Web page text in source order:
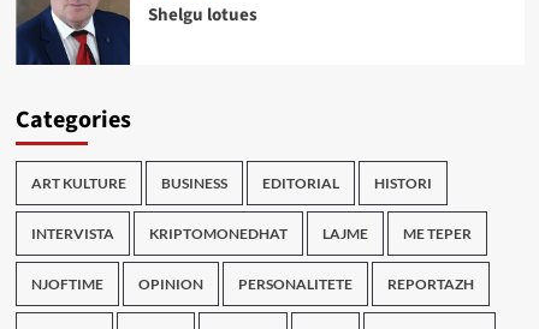
Shelgu lotues
Categories
ART KULTURE BUSINESS EDITORIAL HISTORI
INTERVISTA KRIPTOMONEDHAT LAJME ME TEPER
NJOFTIME OPINION PERSONALITETE REPORTAZH